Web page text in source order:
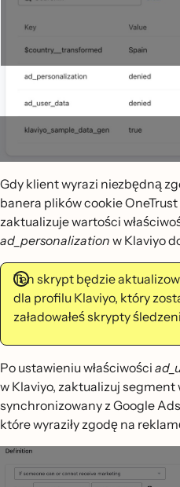
Gdy klient wyrazi niezbędną
banera plików cookie
zaktualizuje wartości
ad_personalization w Klaviyo
Ten skrypt będzie
dla profilu Klaviyo, który
załadowałeś skrypty
Po ustawieniu właściwości
w Klaviyo, zaktualizuj segment
synchronizowany z Google
które wyraziły zgodę na